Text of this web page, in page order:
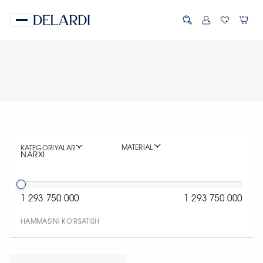
KATEGORIYALAR MATERIAL
NARXI
1 293 750 000 1 293 750 000
HAMMASINI KO'RSATISH